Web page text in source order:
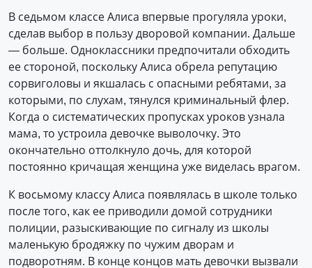
В седьмом классе Алиса впервые прогуляла уроки,
сделав выбор в пользу дворовой компании. Дальше
— больше. Одноклассники предпочитали обходить
ее стороной, поскольку Алиса обрела репутацию
сорвиголовы и якшалась с опасными ребятами, за
которыми, по слухам, тянулся криминальный флер.
Когда о систематических пропусках уроков узнала
мама, то устроила девочке выволочку. Это
окончательно оттолкнуло дочь, для которой
постоянно кричащая женщина уже виделась врагом.
К восьмому классу Алиса появлялась в школе только
после того, как ее приводили домой сотрудники
полиции, разыскивающие по сигналу из школы
маленькую бродяжку по чужим дворам и
подворотням. В конце концов мать девочки вызвали